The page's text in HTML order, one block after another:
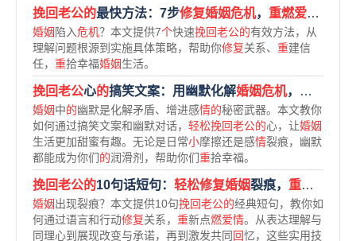
挽回老公的最快方法：7步修复婚姻危机， 重燃爱情火花
婚姻 陷入危机？本文提供7个快速挽回老公的有效方法，从
理解问题根源到实施具体策略，帮助你修复关系、 重建信
任， 重拾幸福婚姻生活。
挽回老公心的搞笑文案：用幽默化解婚姻危机， 重燃爱情
婚姻中的幽默是化解矛盾、增进感情的秘密武器。本文教你
如何通过搞笑文案和幽默对话， 轻松挽回老公的心，让婚姻
生活更加甜蜜有趣。无论是日常小摩擦还是感情裂痕，幽默
都能成为你们的润滑剂，帮助你们重拾幸福。
挽回老公的10句话短句： 轻松修复婚姻裂痕， 重燃爱情火花
婚姻出现裂痕？本文提供10句挽回老公的经典短句，教你如
何通过语言和行动修复关系， 重新点燃爱情。从表达理解与
同理心到展现改变与承诺，再到激发共同 回忆，这些实用技